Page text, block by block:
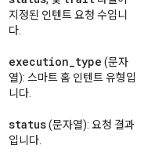
지정된 인텐트 요청 수입니
다.
execution_type (문자
열): 스마트 홈 인텐트 유형입
니다.
status(문자열): 요청 결과
입니다.